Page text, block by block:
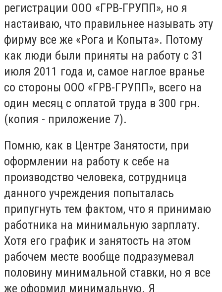
регистрации ООО «ГРВ-ГРУПП», но я
настаиваю, что правильнее называть эту
фирму все же «Рога и Копыта». Потому
как люди были приняты на работу с 31
июля 2011 года и, самое наглое вранье
со стороны ООО «ГРВ-ГРУПП», всего на
один месяц с оплатой труда в 300 грн.
(копия - приложение 7).
Помню, как в Центре Занятости, при
оформлении на работу к себе на
производство человека, сотрудница
данного учреждения попыталась
припугнуть тем фактом, что я принимаю
работника на минимальную зарплату.
Хотя его график и занятость на этом
рабочем месте вообще подразумевал
половину минимальной ставки, но я все
же оформил минимальную. Я